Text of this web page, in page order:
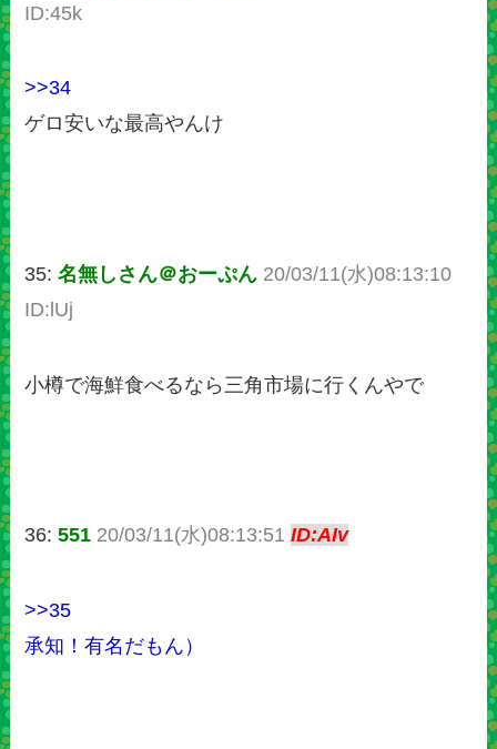
ID:45k
>>34
ゲロ安いな最高やんけ
35:名無しさん＠おーぷん 20/03/11(水)08:13:10
ID:lUj
小樽で海鮮食べるなら三角市場に行くんやで
36:551 20/03/11(水)08:13:51ID:AIv
>>35
承知！有名だもん）